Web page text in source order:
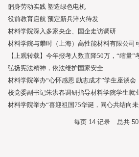
躬身劳动实践 塑造绿色电机
役前教育启航 预定新兵淬火待发
材料学院深入多家央企、国企走访调研
材料学院与攀时（上海）高性能材料有限公司
【上观转载】今年报考人数直降50万，“缩量”
弘扬宪法精神，依法维护国家安全
材料学院举办“心怀感恩 励志成才”学生座谈会
校党委副书记朱洪春调研指导材料学院学生就
材料学院举办“喜迎祖国75华诞，同心共结向
每页 14 记录 总共 50